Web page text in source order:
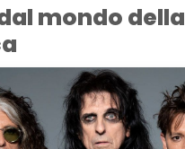
mondo della